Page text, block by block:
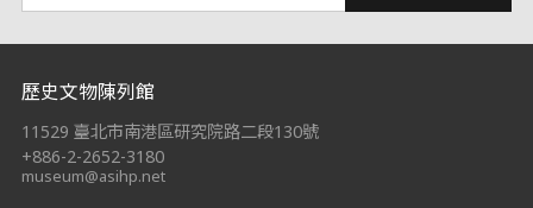
歷史文物陳列館
11529 臺北市南港區研究院路二段130號
+886-2-2652-3180
museum@asihp.net